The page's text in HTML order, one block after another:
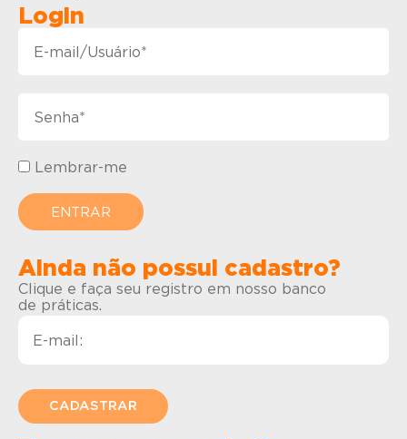
Login
Lembrar-me
Ainda não possui cadastro?
Clique e faça seu registro em nosso banco
de práticas.